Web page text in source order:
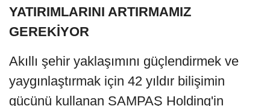
YATIRIMLARINI ARTIRMAMIZ
GEREKİYOR
Akıllı şehir yaklaşımını güçlendirmek ve
yaygınlaştırmak için 42 yıldır bilişimin
gücünü kullanan SAMPAŞ Holding'in